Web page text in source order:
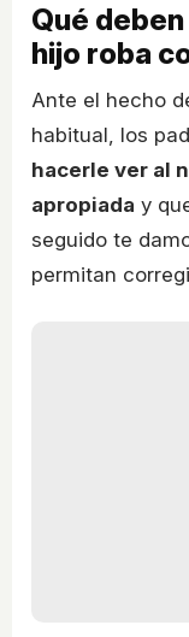
Qué
hijo roba
Ante el hecho
habitual, los
hacerle ver al
apropiada y
seguido te
permitan